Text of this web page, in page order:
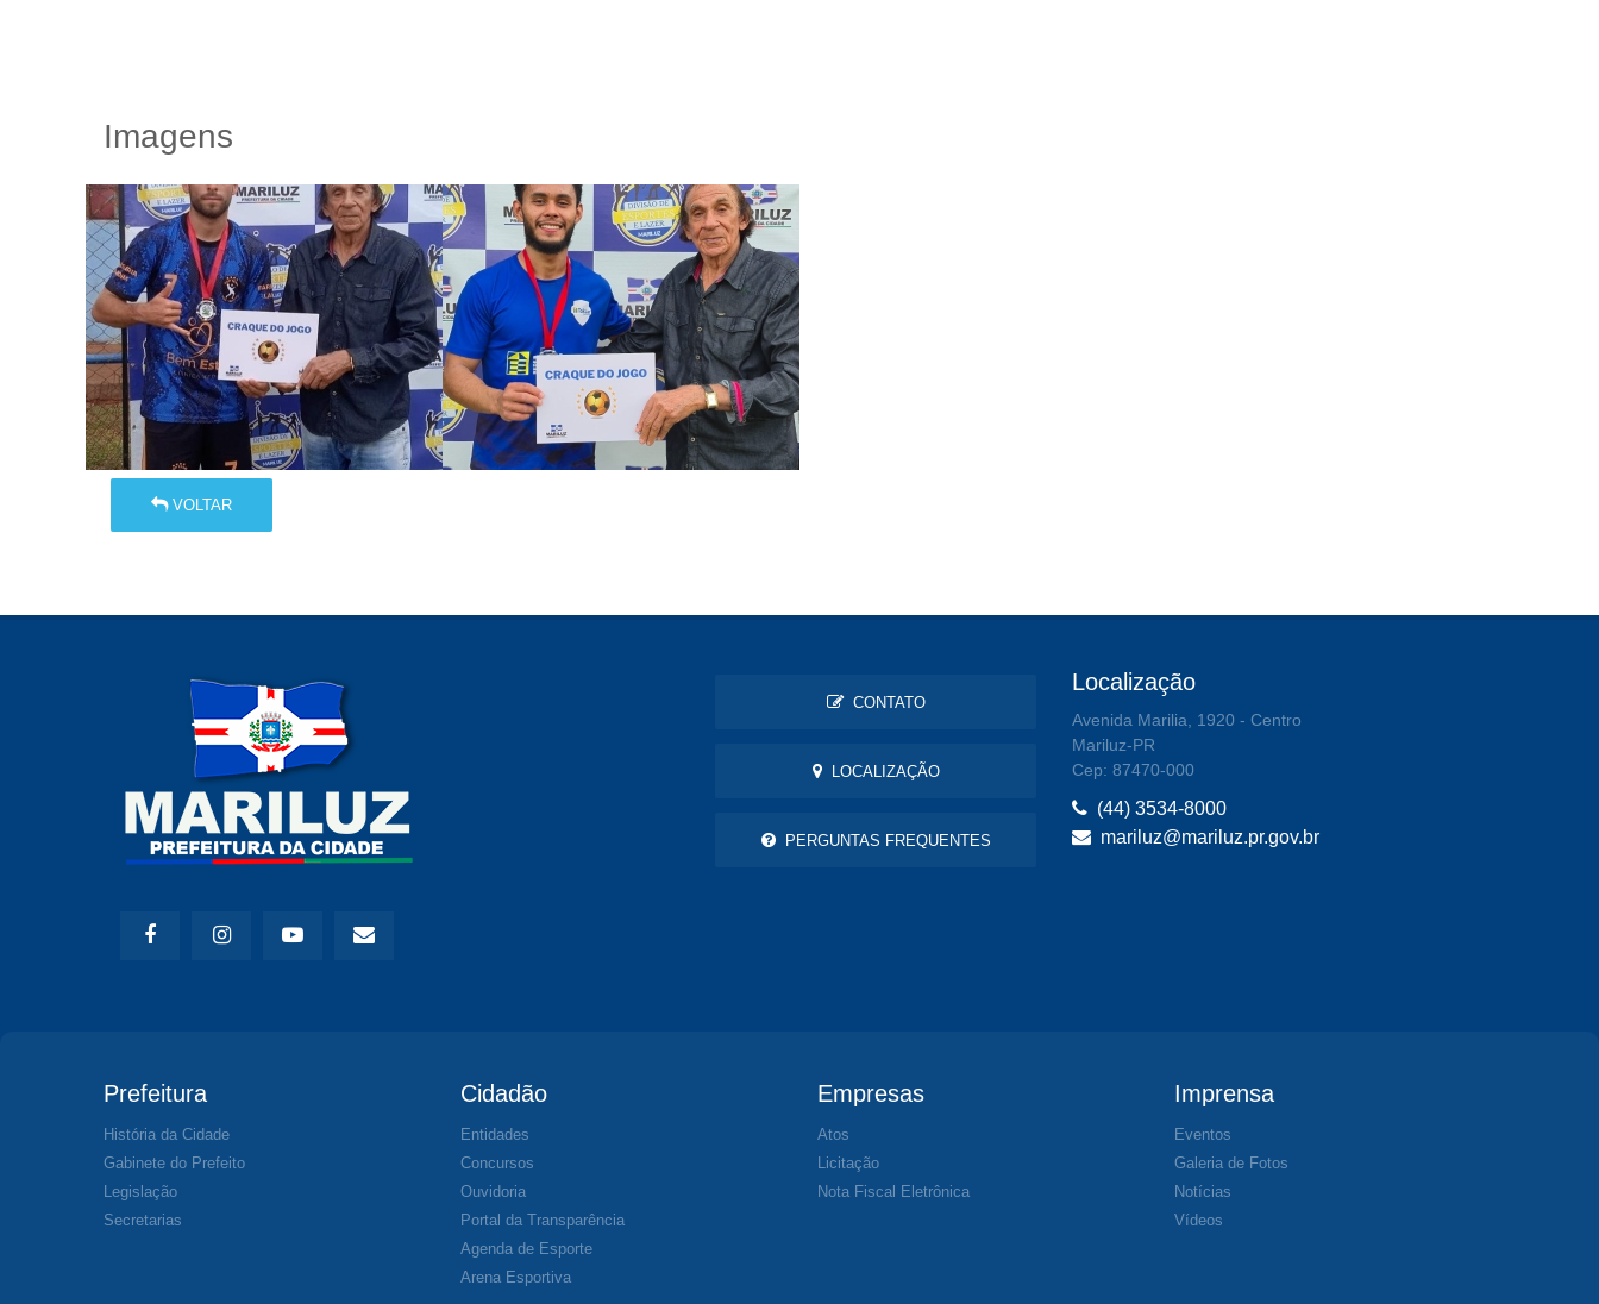
Imagens
VOLTAR
CONTATO
LOCALIZAÇÃO
PERGUNTAS FREQUENTES
Localização
Avenida Marilia, 1920 - Centro
Mariluz-PR
Cep: 87470-000
(44) 3534-8000
mariluz@mariluz.pr.gov.br
Prefeitura
História da Cidade
Gabinete do Prefeito
Legislação
Secretarias
Cidadão
Entidades
Concursos
Ouvidoria
Portal da Transparência
Agenda de Esporte
Arena Esportiva
Empresas
Atos
Licitação
Nota Fiscal Eletrônica
Imprensa
Eventos
Galeria de Fotos
Notícias
Vídeos